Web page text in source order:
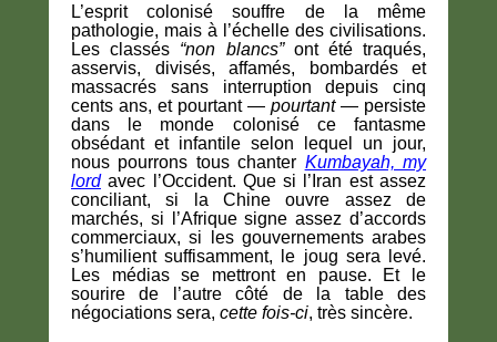
L’esprit colonisé souffre de la même
pathologie, mais à l’échelle des civilisations.
Les classés “non blancs”ont été traqués,
asservis, divisés, affamés, bombardés et
massacrés sans interruption depuis cinq
cents ans, et pourtant — pourtant— persiste
dans le monde colonisé ce fantasme
obsédant et infantile selon lequel un jour,
nous pourrons tous chanter Kumbayah, my
lordavec l’Occident. Que si l’Iran est assez
conciliant, si la Chine ouvre assez de
marchés, si l’Afrique signe assez d’accords
commerciaux, si les gouvernements arabes
s’humilient suffisamment, le joug sera levé.
Les médias se mettront en pause. Et le
sourire de l’autre côté de la table des
négociations sera, cette fois-ci, très sincère.